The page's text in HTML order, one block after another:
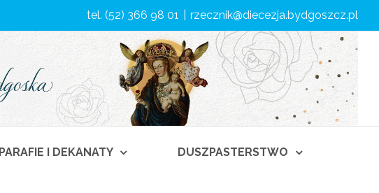
tel. (52) 366 98 01 rzecznik@diecezja.bydgoszcz.pl
PARAFIE I DEKANATY DUSZPASTERSTWO